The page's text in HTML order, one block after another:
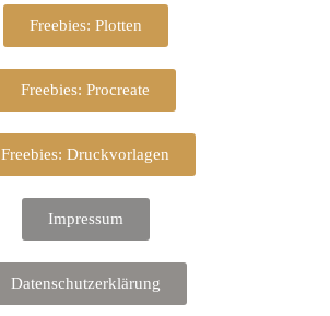
Freebies: Plotten
Freebies: Procreate
Freebies: Druckvorlagen
Impressum
Datenschutzerklärung